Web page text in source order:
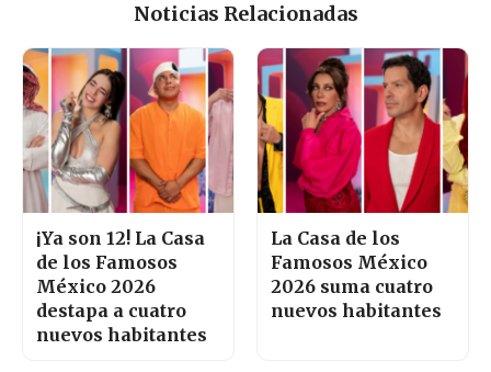
Noticias Relacionadas
¡Ya son 12! La Casa
de los Famosos
México 2026
destapa a cuatro
nuevos habitantes
La Casa de los
Famosos México
2026 suma cuatro
nuevos habitantes